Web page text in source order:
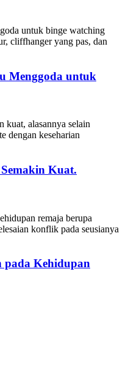
Menggoda untuk
Kuat.
pada Kehidupan